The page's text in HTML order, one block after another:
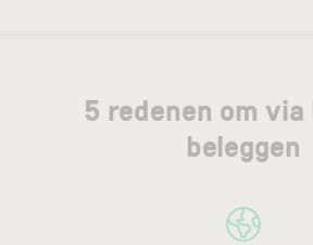
5 redenen om via
beleggen